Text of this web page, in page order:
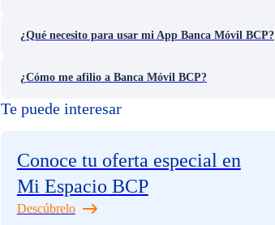
¿Qué necesito para usar mi App Banca Móvil BCP?
¿Cómo me afilio a Banca Móvil BCP?
Te puede interesar
Conoce tu oferta especial en
Mi Espacio BCP
Descúbrelo